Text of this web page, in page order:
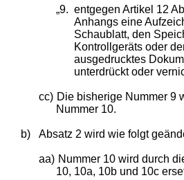
„9. entgegen Artikel 12
Anhangs eine
Schaublatt, den
Kontrollgeräts oder
ausgedrucktes
unterdrückt oder
cc) Die bisherige Nummer 9
Nummer 10.
b) Absatz 2 wird wie folgt
aa) Nummer 10 wird durch
10, 10a, 10b und 10c